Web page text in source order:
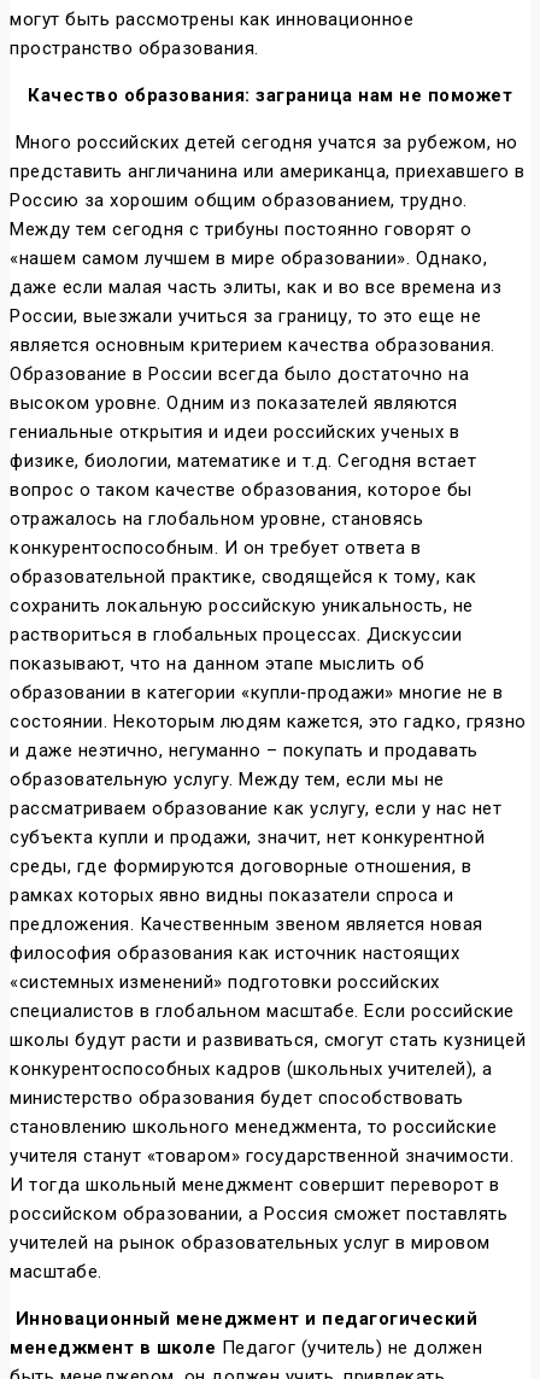
могут быть рассмотрены как инновационное
пространство образования.
Качество образования: заграница нам не поможет
Много российских детей сегодня учатся за рубежом, но
представить англичанина или американца, приехавшего в
Россию за хорошим общим образованием, трудно.
Между тем сегодня с трибуны постоянно говорят о
«нашем самом лучшем в мире образовании». Однако,
даже если малая часть элиты, как и во все времена из
России, выезжали учиться за границу, то это еще не
является основным критерием качества образования.
Образование в России всегда было достаточно на
высоком уровне. Одним из показателей являются
гениальные открытия и идеи российских ученых в
физике, биологии, математике и т.д. Сегодня встает
вопрос о таком качестве образования, которое бы
отражалось на глобальном уровне, становясь
конкурентоспособным. И он требует ответа в
образовательной практике, сводящейся к тому, как
сохранить локальную российскую уникальность, не
раствориться в глобальных процессах. Дискуссии
показывают, что на данном этапе мыслить об
образовании в категории «купли‑продажи» многие не в
состоянии. Некоторым людям кажется, это гадко, грязно
и даже неэтично, негуманно – покупать и продавать
образовательную услугу. Между тем, если мы не
рассматриваем образование как услугу, если у нас нет
субъекта купли и продажи, значит, нет конкурентной
среды, где формируются договорные отношения, в
рамках которых явно видны показатели спроса и
предложения. Качественным звеном является новая
философия образования как источник настоящих
«системных изменений» подготовки российских
специалистов в глобальном масштабе. Если российские
школы будут расти и развиваться, смогут стать кузницей
конкурентоспособных кадров (школьных учителей), а
министерство образования будет способствовать
становлению школьного менеджмента, то российские
учителя станут «товаром» государственной значимости.
И тогда школьный менеджмент совершит переворот в
российском образовании, а Россия сможет поставлять
учителей на рынок образовательных услуг в мировом
масштабе.
Инновационный менеджмент и педагогический
менеджмент в школе Педагог (учитель) не должен